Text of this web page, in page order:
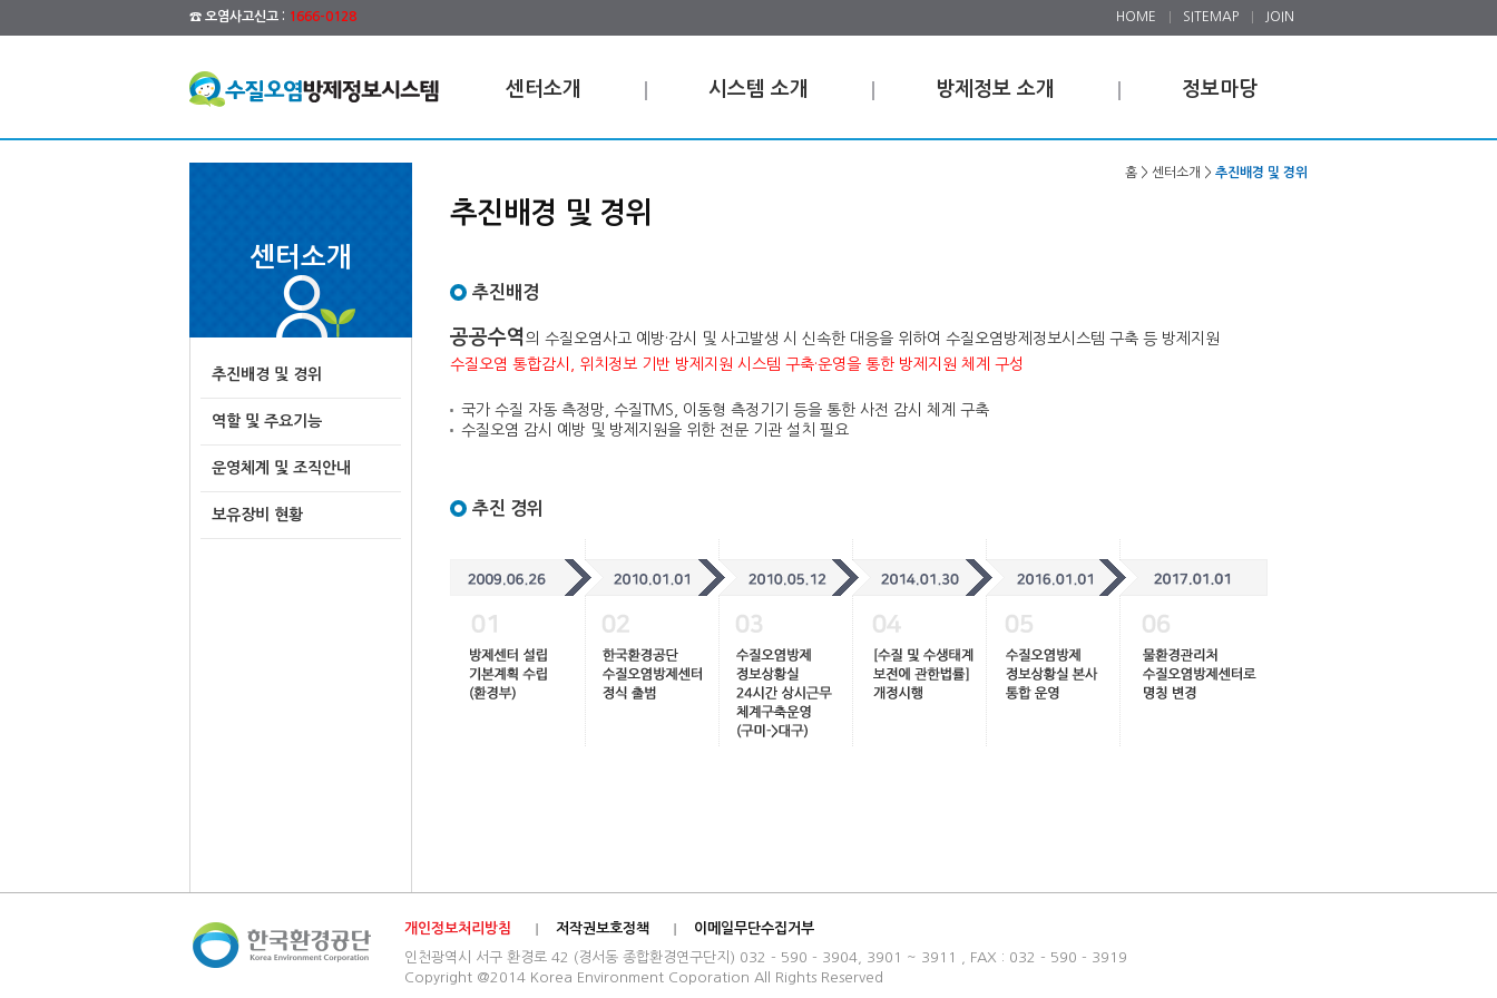
☎ 오염사고신고 : 1666-0128 HOME SITEMAP JOIN
센터소개 시스템 소개 방제정보 소개 정보마당
센터소개
추진배경 및 경위
역할 및 주요기능
운영체계 및 조직안내
보유장비 현황
홈 > 센터소개 > 추진배경 및 경위
추진배경 및 경위
추진배경
공공수역 의 수질오염사고 예방·감시 및 사고발생 시 신속한 대응을 위하여 수질오염방제정보시스템 구축 등 방제지원
수질오염 통합감시, 위치정보 기반 방제지원 시스템 구축·운영을 통한 방제지원 체계 구성
국가 수질 자동 측정망, 수질TMS, 이동형 측정기기 등을 통한 사전 감시 체계 구축
수질오염 감시 예방 및 방제지원을 위한 전문 기관 설치 필요
추진 경위
개인정보처리방침 저작권보호정책
이메일무단수집거부
인천광역시 서구 환경로 42 (경서동 종합환경연구단지) 032 - 590 - 3904, 3901 ~ 3911 , FAX : 032 - 590 - 3919
Copyright @2014 Korea Environment Coporation All Rights Reserved